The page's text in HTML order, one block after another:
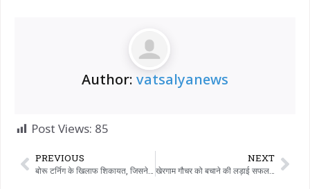
Author: vatsalyanews
Post Views: 85
PREVIOUS
बोरू टर्निग के खिलाफ शिकायत, जिसने बेदिया के इसाम से मोटरसाइकिल पर लिफ्ट मांगी और मोटरसाइकिल चुरा ली।
NEXT
खेरगाम गौचर को बचाने की लड़ाई सफल रही: बावली फलिया की पांच बहनों को न्याय, एडवोकेट परेश वटवेचा की आज़ादी की लड़ाई